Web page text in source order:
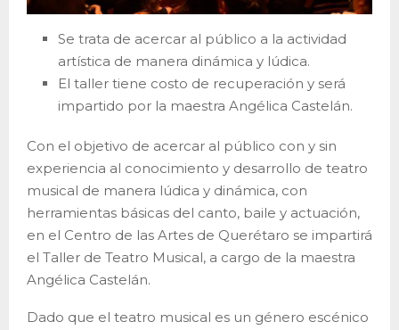
Se trata de acercar al público a la actividad
artística de manera dinámica y lúdica.
El taller tiene costo de recuperación y será
impartido por la maestra Angélica Castelán.
Con el objetivo de acercar al público con y sin
experiencia al conocimiento y desarrollo de teatro
musical de manera lúdica y dinámica, con
herramientas básicas del canto, baile y actuación,
en el Centro de las Artes de Querétaro se impartirá
el Taller de Teatro Musical, a cargo de la maestra
Angélica Castelán.
Dado que el teatro musical es un género escénico